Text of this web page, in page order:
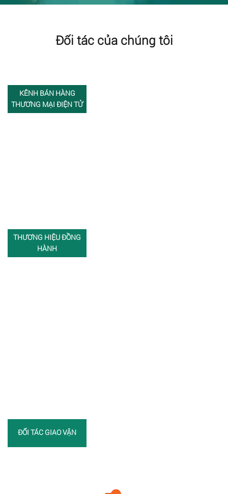
Đối tác của chúng tôi
KÊNH BÁN HÀNG
THƯƠNG MẠI ĐIỆN TỬ
THƯƠNG HIỆU ĐỒNG
HÀNH
ĐỐI TÁC GIAO VẬN